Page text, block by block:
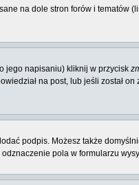
na dole stron forów i tematów
jego napisaniu) kliknij w przycisk
na post, lub jeśli został on
podpis. Możesz także
pola w formularzu